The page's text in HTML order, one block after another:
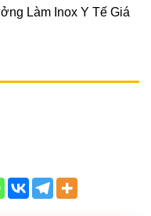
Làm Inox Y Tế Giá